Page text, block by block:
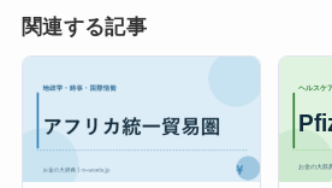
関連する記事